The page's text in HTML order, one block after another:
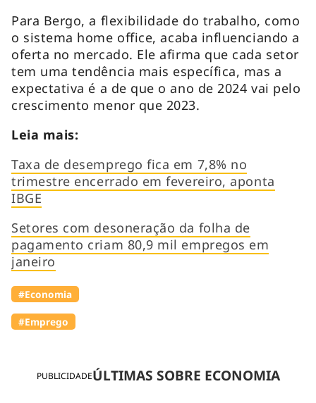
PUBLICIDADEÚLTIMAS SOBRE ECONOMIA
Para Bergo, a flexibilidade do trabalho, como
o sistema home office, acaba influenciando a
oferta no mercado. Ele afirma que cada setor
tem uma tendência mais específica, mas a
expectativa é a de que o ano de 2024 vai pelo
crescimento menor que 2023.
Leia mais:
Taxa de desemprego fica em 7,8% no
trimestre encerrado em fevereiro, aponta
IBGE
Setores com desoneração da folha de
pagamento criam 80,9 mil empregos em
janeiro
#Economia
#Emprego